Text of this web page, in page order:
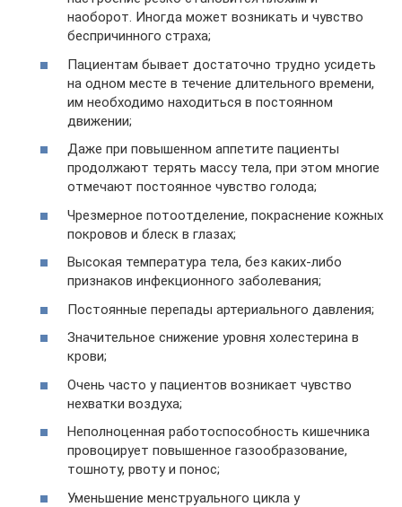
наоборот. Иногда может возникать и чувство
беспричинного страха;
Пациентам бывает достаточно трудно усидеть
на одном месте в течение длительного времени,
им необходимо находиться в постоянном
движении;
Даже при повышенном аппетите пациенты
продолжают терять массу тела, при этом многие
отмечают постоянное чувство голода;
Чрезмерное потоотделение, покраснение кожных
покровов и блеск в глазах;
Высокая температура тела, без каких-либо
признаков инфекционного заболевания;
Постоянные перепады артериального давления;
Значительное снижение уровня холестерина в
крови;
Очень часто у пациентов возникает чувство
нехватки воздуха;
Неполноценная работоспособность кишечника
провоцирует повышенное газообразование,
тошноту, рвоту и понос;
Уменьшение менструального цикла у